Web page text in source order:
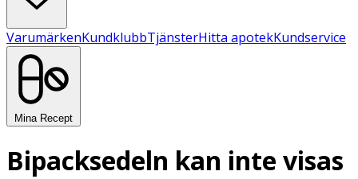
VarumärkenKundklubbTjänsterHitta apotekKundservice
Mina Recept
Bipacksedeln kan inte visas